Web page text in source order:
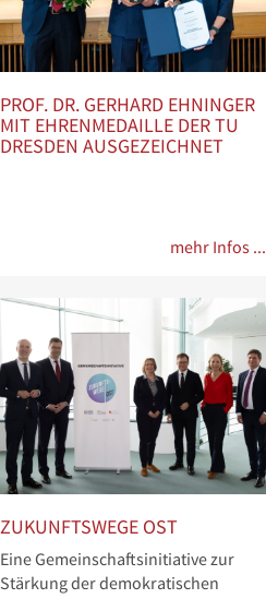
PROF. DR. GERHARD EHNINGER
MIT EHRENMEDAILLE DER TU
DRESDEN AUSGEZEICHNET
mehr Infos ...
ZUKUNFTSWEGE OST
Eine Gemeinschaftsinitiative zur
Stärkung der demokratischen